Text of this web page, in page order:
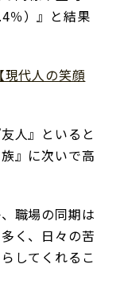
％）』と結果
現代人の笑顔
人』といると
』に次いで高
職場の同期は
く、日々の苦
してくれるこ